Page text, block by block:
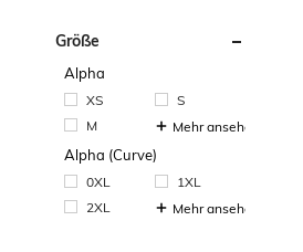
Größe
Alpha
XS
S
M
Mehr ansehen
Alpha (Curve)
0XL
1XL
2XL
Mehr ansehen